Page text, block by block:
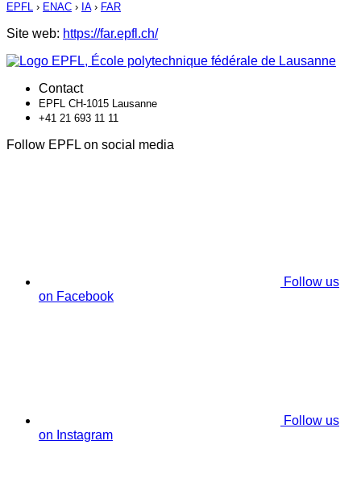
EPFL › ENAC › IA› FAR
Site web: https://far.epfl.ch/
Contact
EPFL CH-1015 Lausanne
+41 21 693 11 11
Follow EPFL on social media
Follow us
on Facebook
Follow us
on Instagram